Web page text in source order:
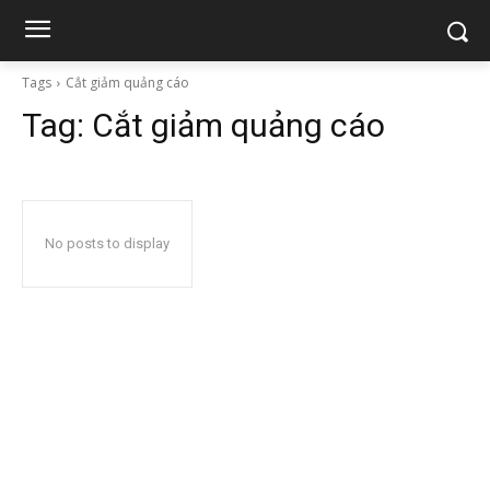
Tags Cắt giảm quảng cáo
Tag: Cắt giảm quảng cáo
No posts to display